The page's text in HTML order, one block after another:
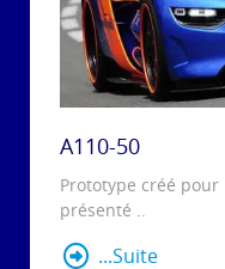
A110-50
Prototype créé
présenté ..
...Suite